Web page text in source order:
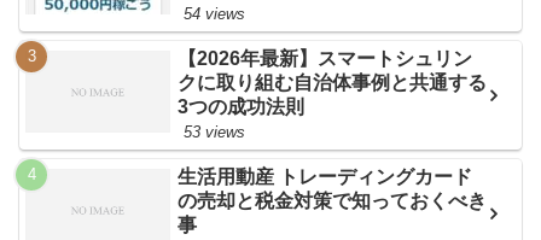
54 views
【2026年最新】スマートシュリン
クに取り組む自治体事例と共通する
3つの成功法則
53 views
生活用動産 トレーディングカード
の売却と税金対策で知っておくべき
事